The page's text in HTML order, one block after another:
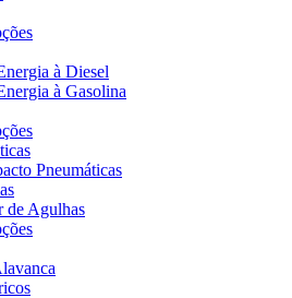
à Diesel
à Gasolina
Pneumáticas
de Agulhas